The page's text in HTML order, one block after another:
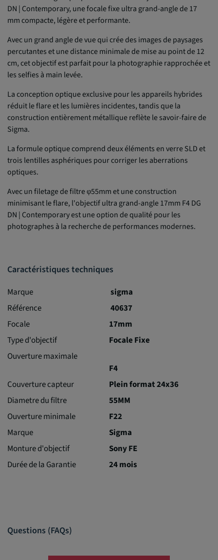
DN | Contemporary, une focale fixe ultra grand-angle de 17
mm compacte, légère et performante.
Avec un grand angle de vue qui crée des images de paysages
percutantes et une distance minimale de mise au point de 12
cm, cet objectif est parfait pour la photographie rapprochée et
les selfies à main levée.
La conception optique exclusive pour les appareils hybrides
réduit le flare et les lumières incidentes, tandis que la
construction entièrement métallique reflète le savoir-faire de
Sigma.
La formule optique comprend deux éléments en verre SLD et
trois lentilles asphériques pour corriger les aberrations
optiques.
Avec un filetage de filtre φ55mm et une construction
minimisant le flare, l'objectif ultra grand-angle 17mm F4 DG
DN | Contemporary est une option de qualité pour les
photographes à la recherche de performances modernes.
Caractéristiques techniques
Marque
sigma
Référence
40637
Focale
17mm
Type d'objectif
Focale Fixe
Ouverture maximale
F4
Couverture capteur
Plein format 24x36
Diametre du filtre
55MM
Ouverture minimale
F22
Marque
Sigma
Monture d'objectif
Sony FE
Durée de la Garantie
24 mois
Questions (FAQs)